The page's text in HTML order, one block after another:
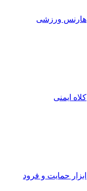
هارنس ورزشی
کلاه ایمنی
ابزار حمایت و فرود